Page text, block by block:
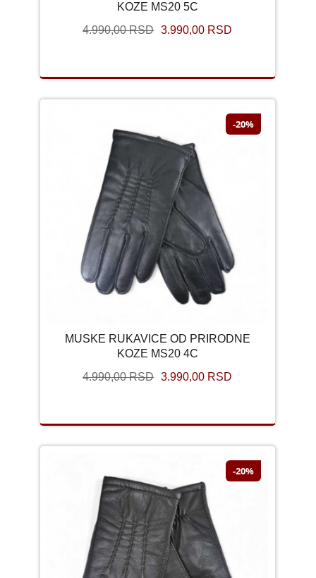
KOZE MS20 5C
4.990,00 RSD 3.990,00 RSD
-20%
MUSKE RUKAVICE OD PRIRODNE
KOZE MS20 4C
4.990,00 RSD 3.990,00 RSD
-20%